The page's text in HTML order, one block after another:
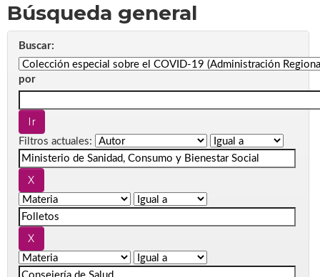
Búsqueda general
Buscar:
por
Filtros actuales: